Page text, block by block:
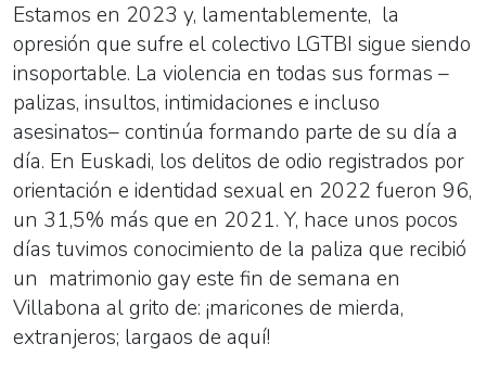
Estamos en 2023 y, lamentablemente, la
opresión que sufre el colectivo LGTBI sigue siendo
insoportable. La violencia en todas sus formas –
palizas, insultos, intimidaciones e incluso
asesinatos– continúa formando parte de su día a
día. En Euskadi, los delitos de odio registrados por
orientación e identidad sexual en 2022 fueron 96,
un 31,5% más que en 2021. Y, hace unos pocos
días tuvimos conocimiento de la paliza que recibió
un matrimonio gay este fin de semana en
Villabona al grito de: ¡maricones de mierda,
extranjeros; largaos de aquí!